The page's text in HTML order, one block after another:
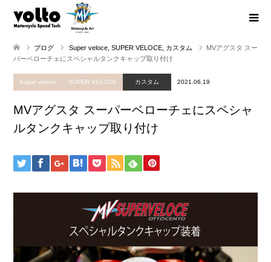
ブログ Super veloce SUPER VELOCE カスタム
MVアグスタ スー
パーベローチェにスペシャルタンクキャップ取り付け
Super veloce SUPER VELOCE カスタム 2021.06.19
MVアグスタ スーパーベローチェにスペシャ
ルタンクキャップ取り付け